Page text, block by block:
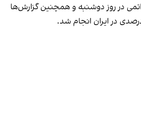
در روز دوشنبه و همچنین گزارش‌ها